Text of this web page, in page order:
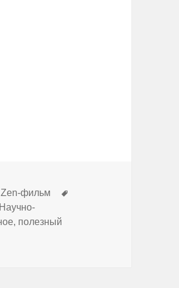
Zen-фильм
Научно-
, полезный